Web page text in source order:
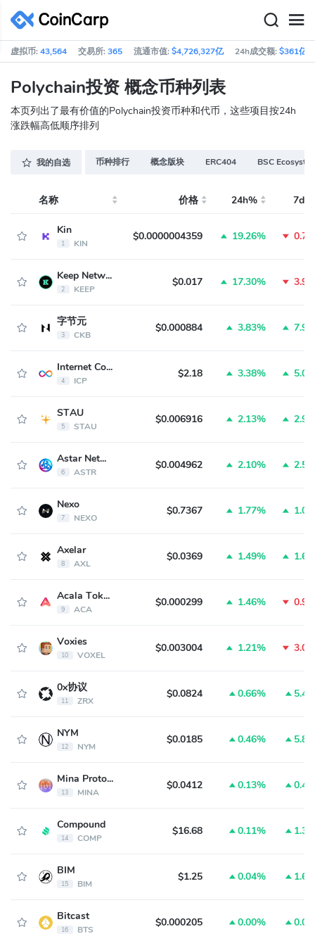
虚拟币:43,564 交易所:365 流通市值:$4,726,327亿 24h成交额:$361亿
Polychain投资 概念币种列表
本页列出了最有价值的Polychain投资币种和代币，这些项目按24h
涨跌幅高低顺序排列
我的自选 币种排行 概念版块 ERC404 BSC
名称 价格 24h% 7d%
Kin
1 KIN
$0.0000004359 19.26%
Keep Network
2 KEEP
$0.017 17.30%
字节元
3 CKB
$0.000884 3.83%
Internet Computer
4 ICP
$2.18 3.38%
STAU
5 STAU
$0.006916 2.13%
Astar Network
6 ASTR
$0.004962 2.10%
Nexo
7 NEXO
$0.7367 1.77%
Axelar
8 AXL
$0.0369 1.49%
Acala Token
9 ACA
$0.000299 1.46%
Voxies
10 VOXEL
$0.003004 1.21%
0x协议
11 ZRX
$0.0824 0.66%
NYM
12 NYM
$0.0185 0.46%
Mina Protocol
13 MINA
$0.0412 0.13%
Compound
14 COMP
$16.68 0.11%
BIM
15 BIM
$1.25 0.04%
Bitcast
16 BTS
$0.000205 0.00%